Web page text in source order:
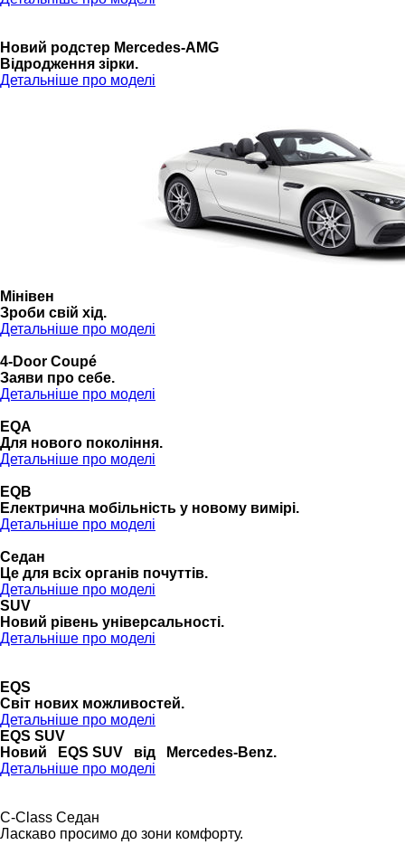
Новий родстер Mercedes-AMG
Відродження зірки.
Детальніше про моделі
Мінівен
Зроби свій хід.
Детальніше про моделі
4-Door Coupé
Заяви про себе.
Детальніше про моделі
EQA
Для нового покоління.
Детальніше про моделі
EQB
Електрична мобільність у новому вимірі.
Детальніше про моделі
Седан
Це для всіх органів почуттів.
Детальніше про моделі
SUV
Новий рівень універсальності.
Детальніше про моделі
EQS
Cвіт нових можливостей.
Детальніше про моделі
EQS SUV
Новий EQS SUV від Mercedes-Benz.
Детальніше про моделі
C-Class Седан
Ласкаво просимо до зони комфорту.